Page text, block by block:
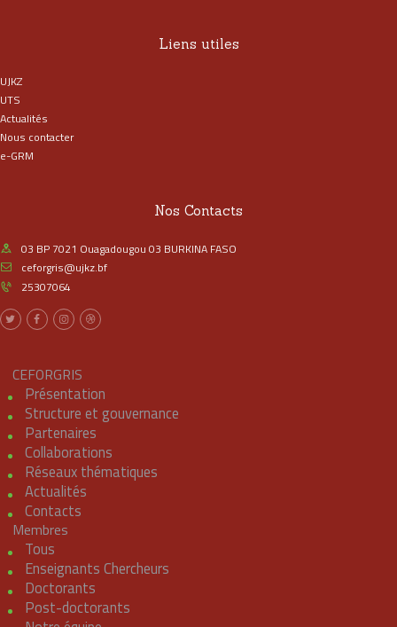
Liens utiles
UJKZ
UTS
Actualités
Nous contacter
e-GRM
Nos Contacts
03 BP 7021 Ouagadougou 03 BURKINA FASO
ceforgris@ujkz.bf
25307064
CEFORGRIS
Présentation
Structure et gouvernance
Partenaires
Collaborations
Réseaux thématiques
Actualités
Contacts
Membres
Tous
Enseignants Chercheurs
Doctorants
Post-doctorants